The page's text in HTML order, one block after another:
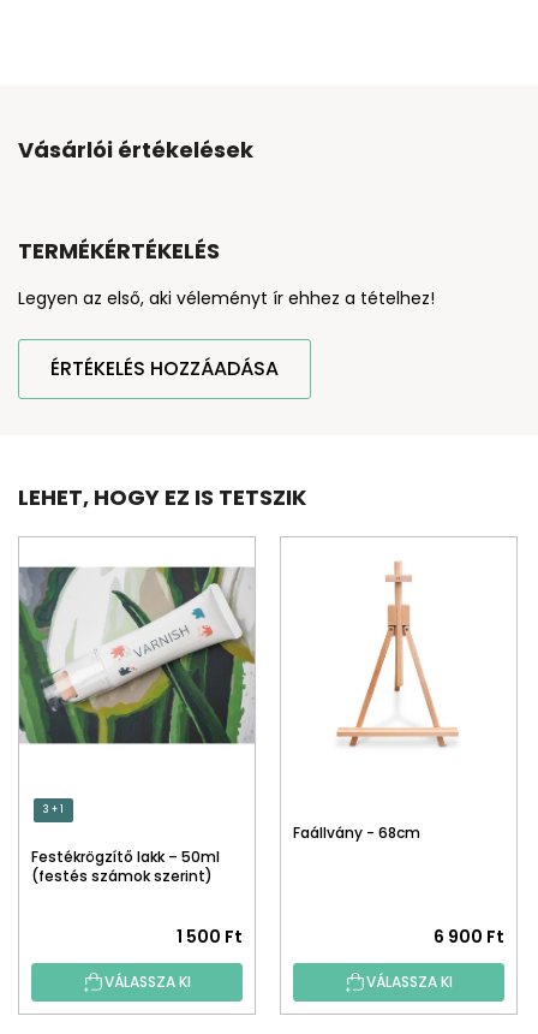
Vásárlói értékelések
TERMÉKÉRTÉKELÉS
Legyen az első, aki véleményt ír ehhez a tételhez!
ÉRTÉKELÉS HOZZÁADÁSA
LEHET, HOGY EZ IS TETSZIK
3 + 1
Festékrögzítő lakk – 50ml
(festés számok szerint)
1 500 Ft
VÁLASSZA KI
Faállvány - 68cm
6 900 Ft
VÁLASSZA KI